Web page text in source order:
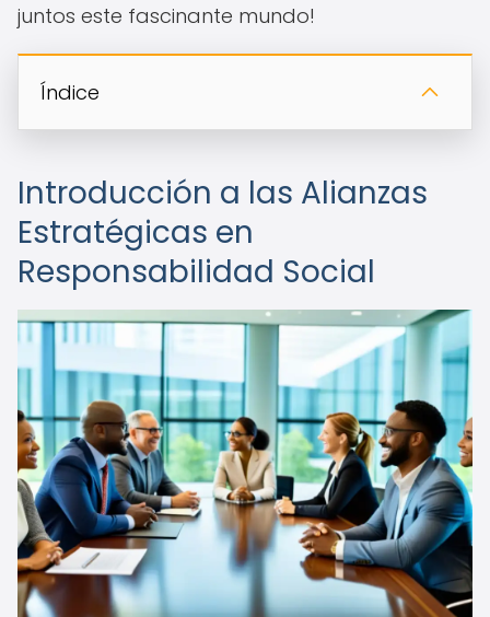
juntos este fascinante mundo!
Índice
Introducción a las Alianzas
Estratégicas en
Responsabilidad Social